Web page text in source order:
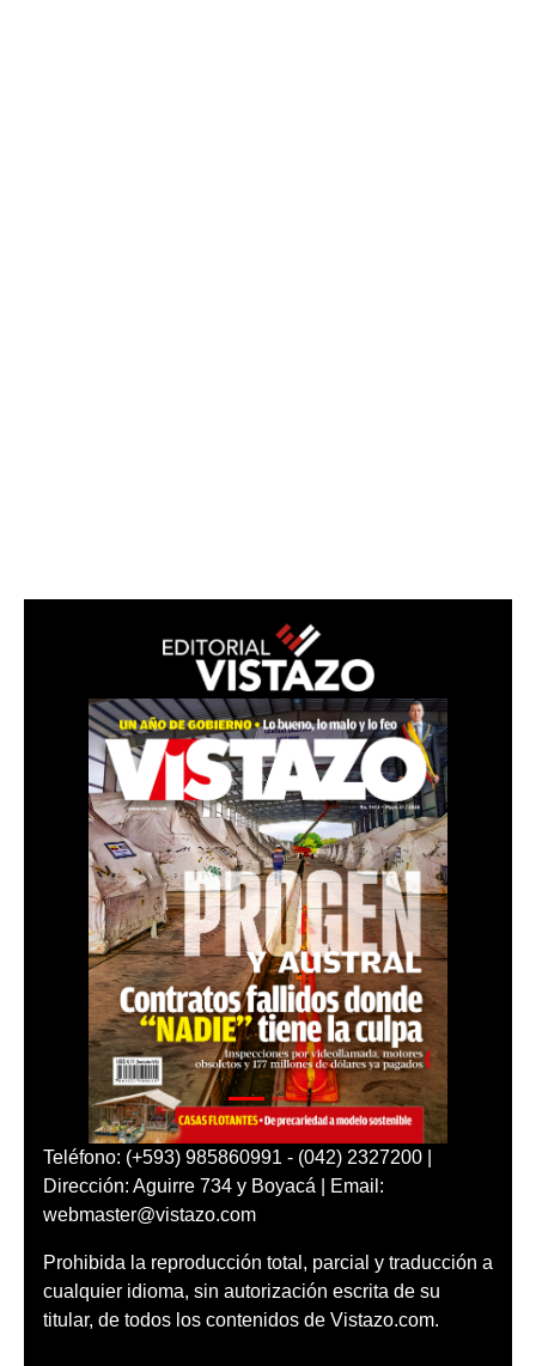
Teléfono: (+593) 985860991 - (042) 2327200 |
Dirección: Aguirre 734 y Boyacá | Email:
webmaster@vistazo.com
Prohibida la reproducción total, parcial y traducción a
cualquier idioma, sin autorización escrita de su
titular, de todos los contenidos de Vistazo.com.